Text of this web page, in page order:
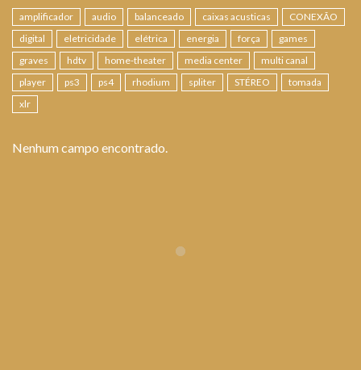
amplificador audio balanceado caixas acusticas
CONEXÃO
digital
eletricidade elétrica energia força
games
graves
hdtv home-theater media center
multi canal
player
ps3 ps4 rhodium spliter STÉREO
tomada
xlr
Nenhum campo encontrado.